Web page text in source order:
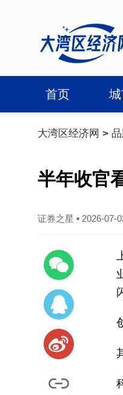
首页
大湾区经济网 >
半年收官
证券之星 ▪ 2026-07-